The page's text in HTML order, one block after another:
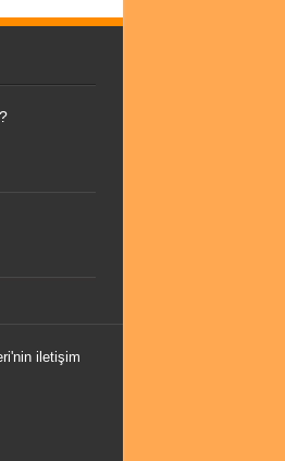
iletişim